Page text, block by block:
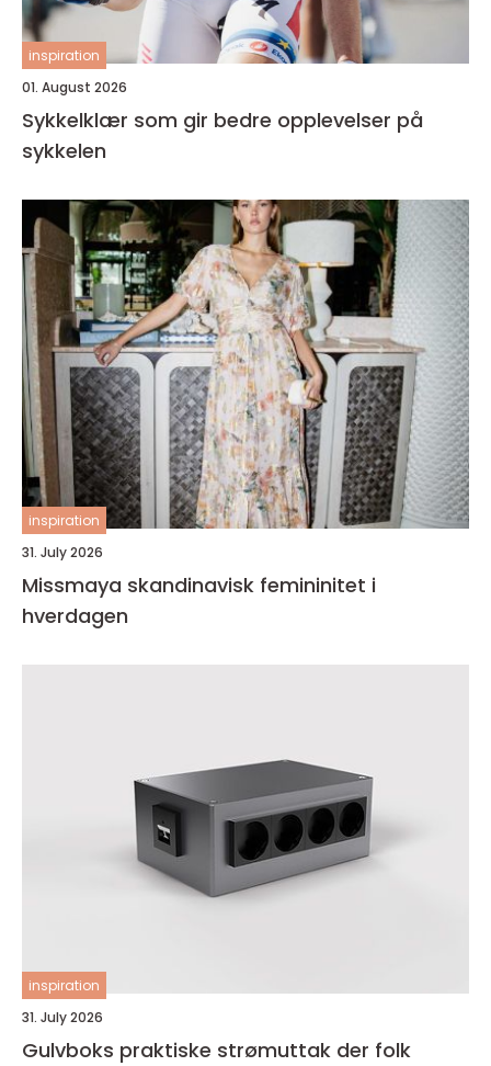
inspiration
01. August 2026
Sykkelklær som gir bedre opplevelser på
sykkelen
inspiration
31. July 2026
Missmaya skandinavisk femininitet i
hverdagen
inspiration
31. July 2026
Gulvboks praktiske strømuttak der folk